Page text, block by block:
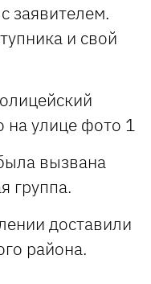
заявителем.
и свой
вызвана
группа.
доставили
района.